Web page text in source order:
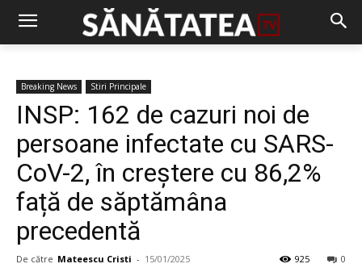
Breaking News Stiri Principale
INSP: 162 de cazuri noi de
persoane infectate cu SARS-
CoV-2, în creștere cu 86,2%
față de săptămâna
precedentă
De către Mateescu Cristi - 15/01/2025 0
925